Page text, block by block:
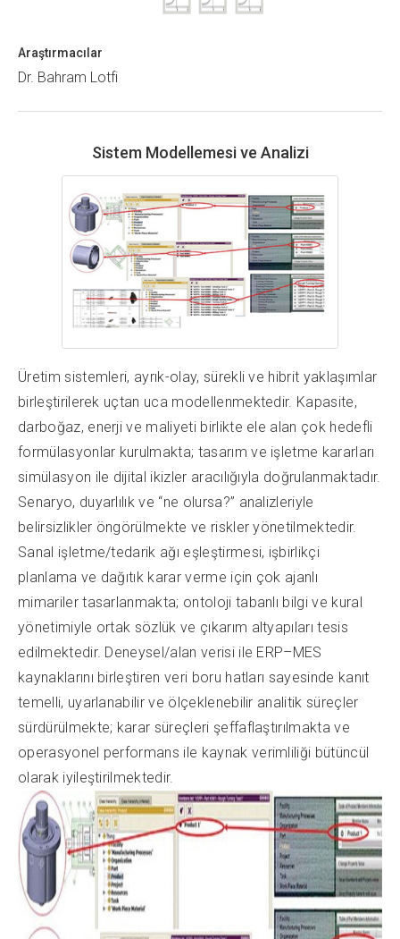
Araştırmacılar
Dr. Bahram Lotfi
Sistem Modellemesi ve Analizi
Üretim sistemleri, ayrık-olay, sürekli ve hibrit yaklaşımlar
birleştirilerek uçtan uca modellenmektedir. Kapasite,
darboğaz, enerji ve maliyeti birlikte ele alan çok hedefli
formülasyonlar kurulmakta; tasarım ve işletme kararları
simülasyon ile dijital ikizler aracılığıyla doğrulanmaktadır.
Senaryo, duyarlılık ve “ne olursa?” analizleriyle
belirsizlikler öngörülmekte ve riskler yönetilmektedir.
Sanal işletme/tedarik ağı eşleştirmesi, işbirlikçi
planlama ve dağıtık karar verme için çok ajanlı
mimariler tasarlanmakta; ontoloji tabanlı bilgi ve kural
yönetimiyle ortak sözlük ve çıkarım altyapıları tesis
edilmektedir. Deneysel/alan verisi ile ERP–MES
kaynaklarını birleştiren veri boru hatları sayesinde kanıt
temelli, uyarlanabilir ve ölçeklenebilir analitik süreçler
sürdürülmekte; karar süreçleri şeffaflaştırılmakta ve
operasyonel performans ile kaynak verimliliği bütüncül
olarak iyileştirilmektedir.